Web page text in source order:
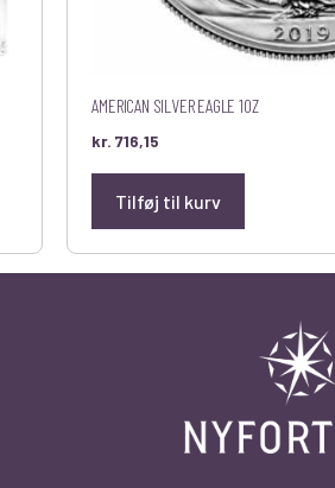
AMERICAN SILVER EAGLE 1OZ
kr. 716,15
Tilføj til kurv